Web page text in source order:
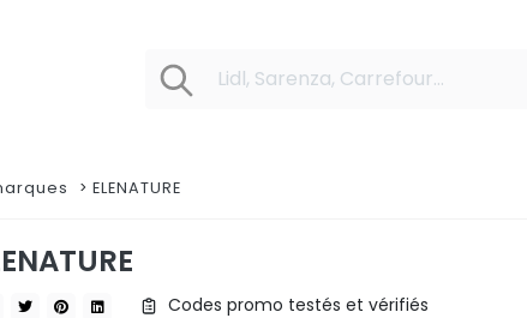
ELENATURE
Codes promo testés et vérifiés